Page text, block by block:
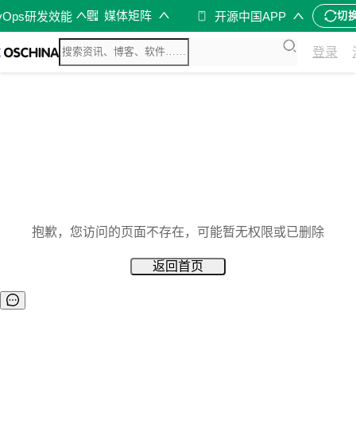
研发效能 媒体矩阵 开源中国APP 切
登录
抱歉，您访问的页面不存在，可能暂无权限或已删除
返回首页